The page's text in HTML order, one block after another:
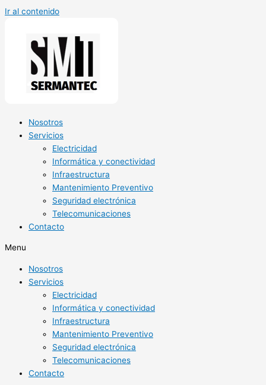
Ir al contenido
Nosotros
Servicios
Electricidad
Informática y conectividad
Infraestructura
Mantenimiento Preventivo
Seguridad electrónica
Telecomunicaciones
Contacto
Menu
Nosotros
Servicios
Electricidad
Informática y conectividad
Infraestructura
Mantenimiento Preventivo
Seguridad electrónica
Telecomunicaciones
Contacto